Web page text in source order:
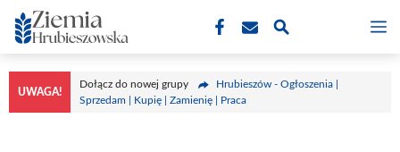
Przejdź
do
treści
UWAGA!
Dołącz do nowej grupy
Hrubieszów - Ogłoszenia |
Sprzedam | Kupię | Zamienię | Praca